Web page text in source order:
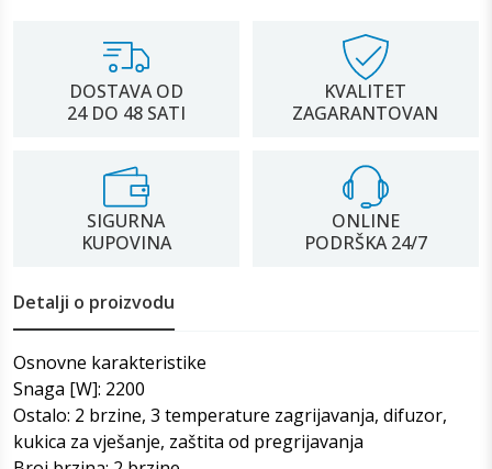
DOSTAVA OD
24 DO 48 SATI
KVALITET
ZAGARANTOVAN
SIGURNA
KUPOVINA
ONLINE
PODRŠKA 24/7
Detalji o proizvodu
Osnovne karakteristike
Snaga [W]: 2200
Ostalo: 2 brzine, 3 temperature zagrijavanja, difuzor,
kukica za vješanje, zaštita od pregrijavanja